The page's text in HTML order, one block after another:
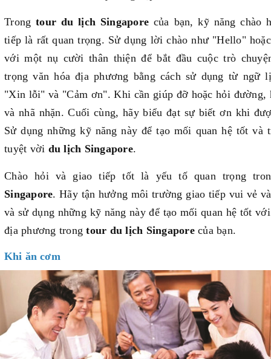
Trongtour du lịch Singapore của bạn, kỹ năng chào
tiếp là rất quan trọng. Sử dụng lời chào như "Hello"
với một nụ cười thân thiện để bắt đầu cuộc trò
trọng văn hóa địa phương bằng cách sử dụng từ ngữ
"Xin lỗi" và "Cảm ơn". Khi cần giúp đỡ hoặc hỏi đường,
và nhã nhặn. Cuối cùng, hãy biểu đạt sự biết ơn khi
Sử dụng những kỹ năng này để tạo mối quan hệ tốt và
tuyệt vời du lịch Singapore.
Chào hỏi và giao tiếp tốt là yếu tố quan trọng
Singapore. Hãy tận hưởng môi trường giao tiếp vui vẻ
và sử dụng những kỹ năng này để tạo mối quan hệ tốt
địa phương trongtour du lịch Singaporecủa bạn.
Khi ăn cơm